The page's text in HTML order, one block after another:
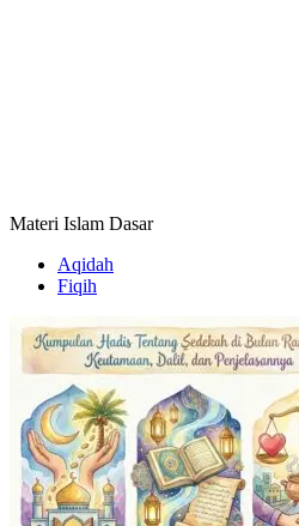
Materi Islam Dasar
Aqidah
Fiqih